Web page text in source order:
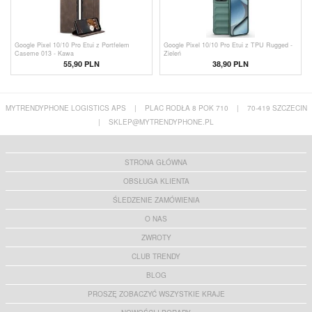
Google Pixel 10/10 Pro Etui z Portfelem
Caseme 013 - Kawa
55,90 PLN
Google Pixel 10/10 Pro Etui z TPU Rugged -
Zieleń
38,90 PLN
MYTRENDYPHONE LOGISTICS APS | PLAC RODŁA 8 POK 710 |
70-419 SZCZECIN
|
SKLEP@MYTRENDYPHONE.PL
STRONA GŁÓWNA
OBSŁUGA KLIENTA
ŚLEDZENIE ZAMÓWIENIA
O NAS
ZWROTY
CLUB TRENDY
BLOG
PROSZĘ ZOBACZYĆ WSZYSTKIE KRAJE